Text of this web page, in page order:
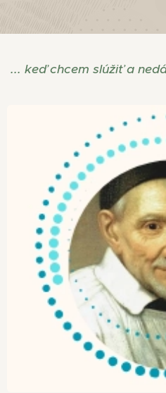
... keď chcem slúžiť a